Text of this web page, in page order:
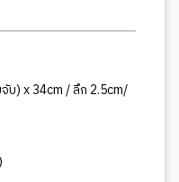
บ) x 34cm / ลึก 2.5cm/